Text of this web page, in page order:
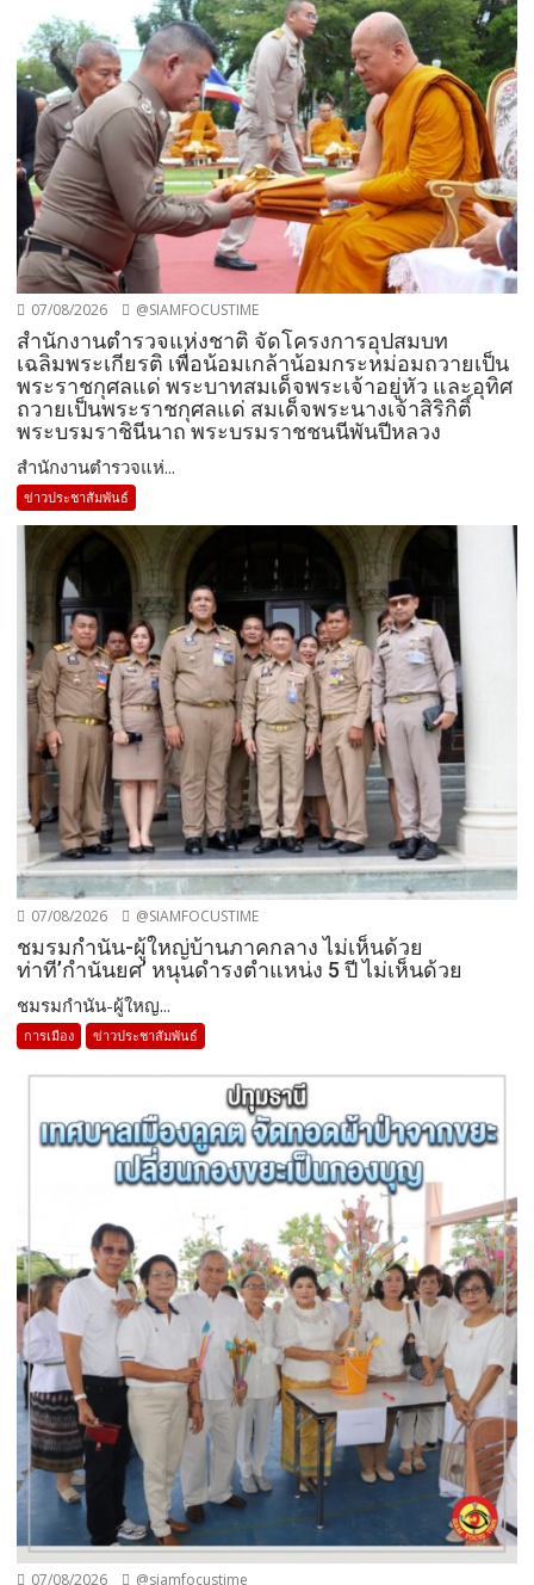
07/08/2026 @SIAMFOCUSTIME
สำนักงานตำรวจแห่งชาติ จัดโครงการอุปสมบท
เฉลิมพระเกียรติ เพื่อน้อมเกล้าน้อมกระหม่อมถวายเป็น
พระราชกุศลแด่ พระบาทสมเด็จพระเจ้าอยู่หัว และอุทิศ
ถวายเป็นพระราชกุศลแด่ สมเด็จพระนางเจ้าสิริกิติ์
พระบรมราชินีนาถ พระบรมราชชนนีพันปีหลวง
สำนักงานตำรวจแห่...
ข่าวประชาสัมพันธ์
07/08/2026 @SIAMFOCUSTIME
ชมรมกำนัน-ผู้ใหญ่บ้านภาคกลาง ไม่เห็นด้วย
ท่าที’กำนันยศ’ หนุนดำรงตำแหน่ง 5 ปี ไม่เห็นด้วย
ชมรมกำนัน-ผู้ใหญ...
การเมือง ข่าวประชาสัมพันธ์
07/08/2026 @siamfocustime